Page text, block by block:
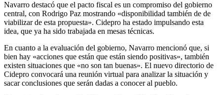
Navarro destacó que el pacto fiscal es un compromiso del gobierno
central, con Rodrigo Paz mostrando «disponibilidad también de de
viabilizar de esta propuesta». Cidepro ha estado impulsando esta
idea, que ya ha sido trabajada en mesas técnicas.
En cuanto a la evaluación del gobierno, Navarro mencionó que, si
bien hay «acciones que están que están siendo positivas», también
existen situaciones que «no son tan buenas». El nuevo directorio de
Cidepro convocará una reunión virtual para analizar la situación y
sacar conclusiones que serán dadas a conocer al pueblo.